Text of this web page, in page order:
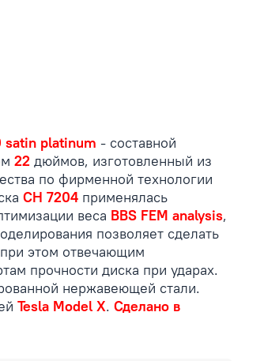
satin platinum - составной
22 дюймов, изготовленный из
по фирменной технологии
CH 7204 применялась
веса BBS FEM analysis,
позволяет сделать
этом отвечающим
прочности диска при ударах.
нержавеющей стали.
Tesla Model X. Сделано в